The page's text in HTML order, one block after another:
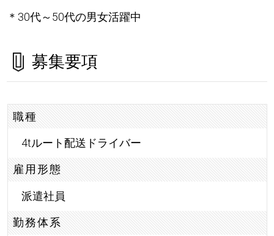
＊30代～50代の男女活躍中
募集要項
職種
4tルート配送ドライバー
雇用形態
派遣社員
勤務体系